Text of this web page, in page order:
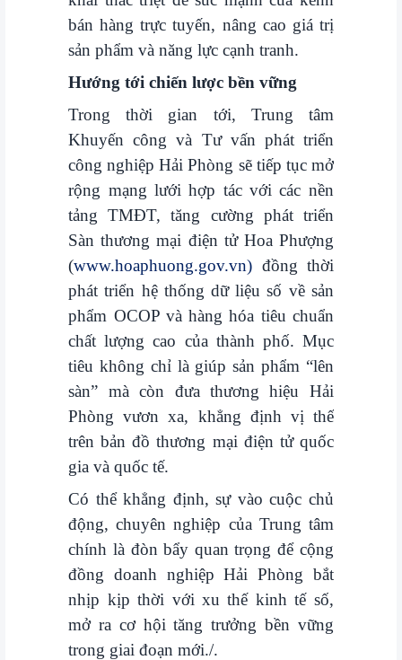
bán hàng trực tuyến, nâng cao giá trị
sản phẩm và năng lực cạnh tranh.
Hướng tới chiến lược bền vững
Trong thời gian tới, Trung tâm
Khuyến công và Tư vấn phát triển
công nghiệp Hải Phòng sẽ tiếp tục mở
rộng mạng lưới hợp tác với các nền
tảng TMĐT, tăng cường phát triển
Sàn thương mại điện tử Hoa Phượng
(www.hoaphuong.gov.vn) đồng thời
phát triển hệ thống dữ liệu số về sản
phẩm OCOP và hàng hóa tiêu chuẩn
chất lượng cao của thành phố. Mục
tiêu không chỉ là giúp sản phẩm “lên
sàn” mà còn đưa thương hiệu Hải
Phòng vươn xa, khẳng định vị thế
trên bản đồ thương mại điện tử quốc
gia và quốc tế.
Có thể khẳng định, sự vào cuộc chủ
động, chuyên nghiệp của Trung tâm
chính là đòn bẩy quan trọng để cộng
đồng doanh nghiệp Hải Phòng bắt
nhịp kịp thời với xu thế kinh tế số,
mở ra cơ hội tăng trưởng bền vững
trong giai đoạn mới./.